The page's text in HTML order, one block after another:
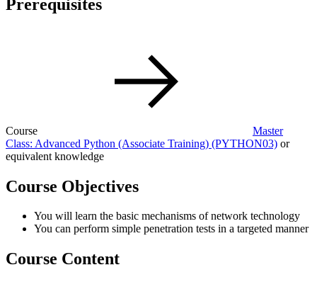
Prerequisites
Course
Master
Class: Advanced Python (Associate Training) (PYTHON03) or
equivalent knowledge
Course Objectives
You will learn the basic mechanisms of network technology
You can perform simple penetration tests in a targeted manner
Course Content